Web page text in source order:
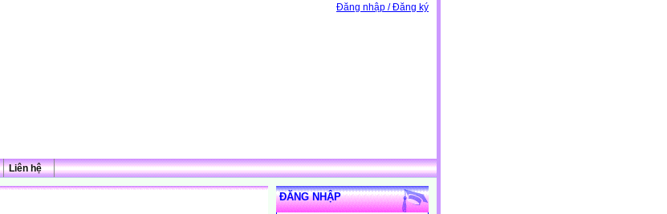
Đăng nhập / Đăng ký
Liên hệ
ĐĂNG NHẬP